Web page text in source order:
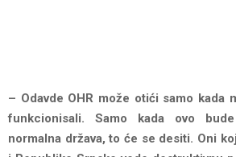
– Odavde OHR može otići samo kada
funkcionisali. Samo kada ovo
normalna država, to će se desiti. Oni